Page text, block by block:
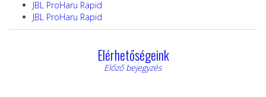
JBL ProHaru Rapid
JBL ProHaru Rapid
Elérhetőségeink
Előző bejegyzés